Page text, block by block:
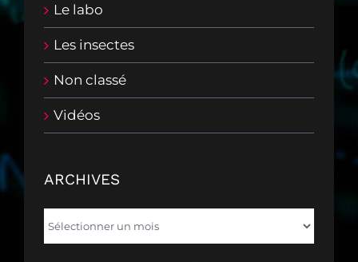
Le labo
Les insectes
Non classé
Vidéos
ARCHIVES